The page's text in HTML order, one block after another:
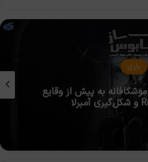
بازی
اویل که نباید در
غایب باشند